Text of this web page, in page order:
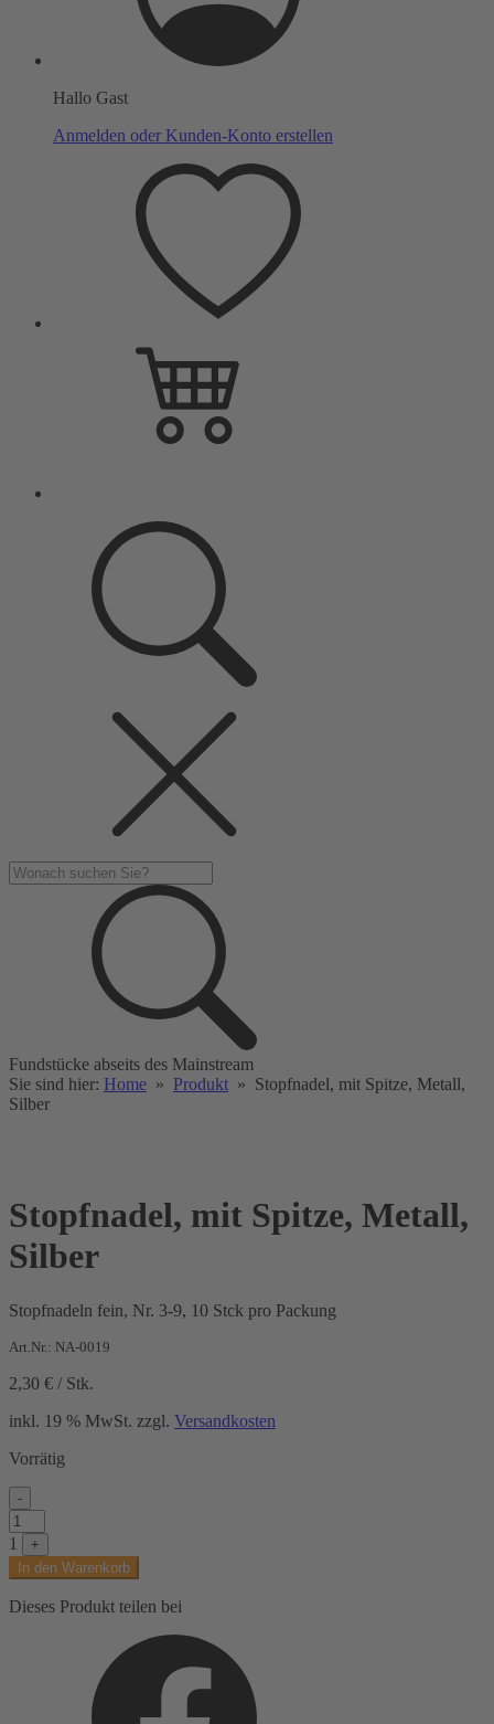
Hallo Gast
Anmelden oder Kunden-Konto erstellen
Fundstücke abseits des Mainstream
Sie sind hier: Home » Produkt » Stopfnadel, mit Spitze, Metall,
Silber
Stopfnadel, mit Spitze, Metall,
Silber
Stopfnadeln fein, Nr. 3-9, 10 Stck pro Packung
Art.Nr.: NA-0019
2,30 € / Stk.
inkl. 19 % MwSt. zzgl. Versandkosten
Vorrätig
-
Stopfnadel,
mit
Spitze,
Metall,
Silber
Menge
1
+
In den Warenkorb
Dieses Produkt teilen bei